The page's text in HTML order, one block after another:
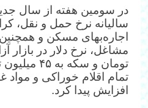
در سومین هفته از سال
سالیانه نرخ حمل و نقل،
اجاره‌بهای مسکن و
تومان و
تمام اقلام خوراکی و مواد
افزایش پیدا کرد.